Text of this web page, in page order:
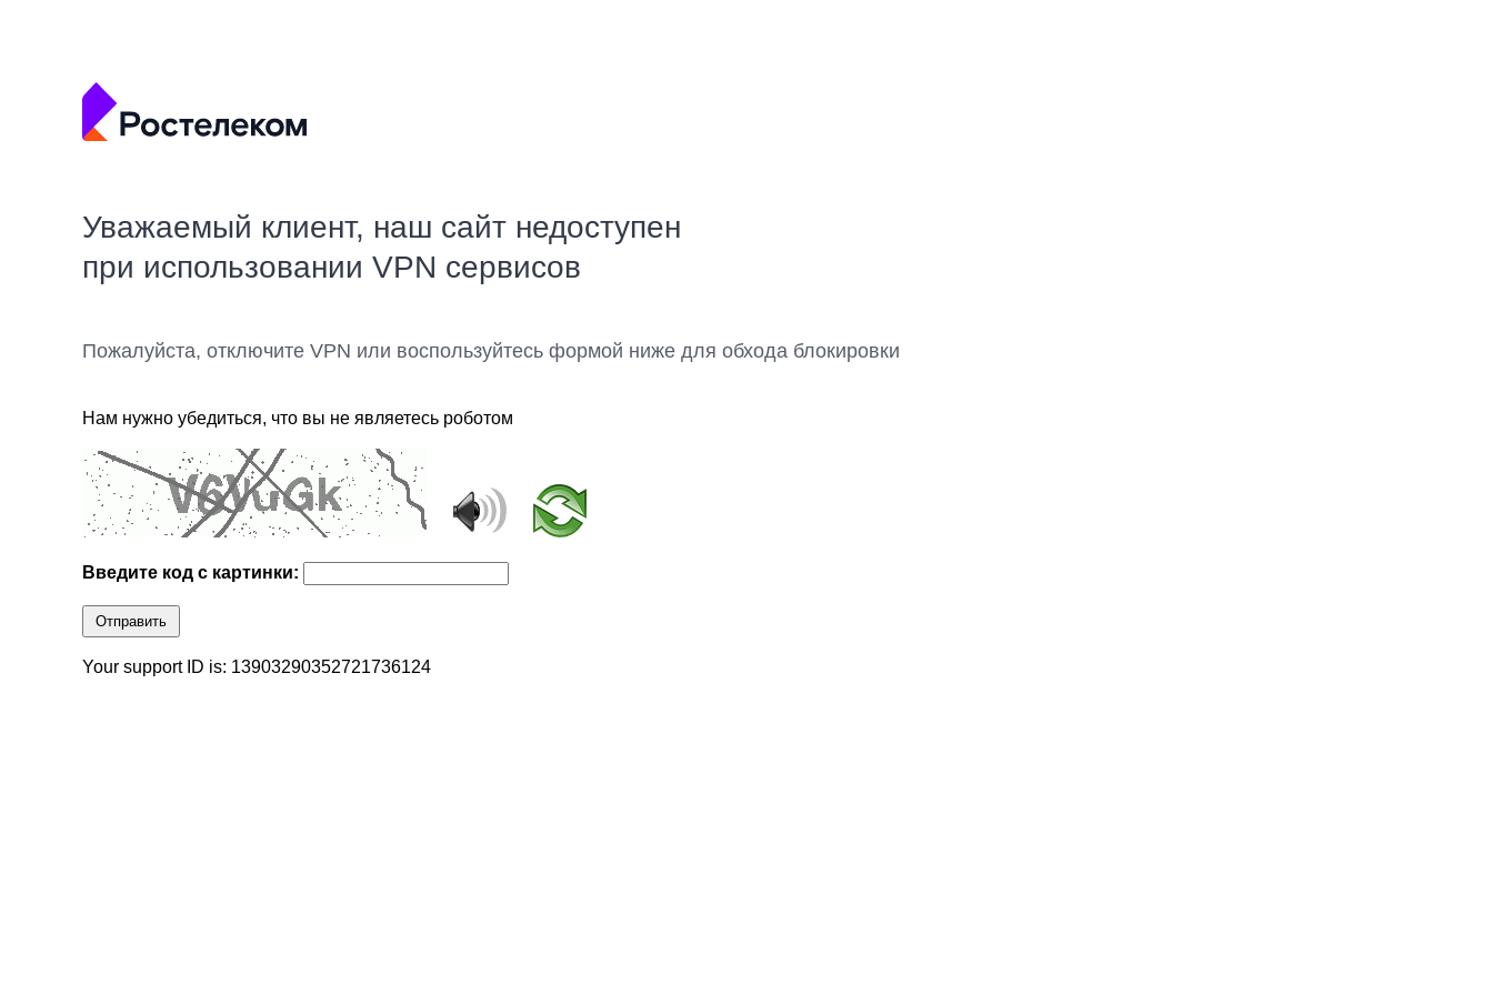
Уважаемый клиент, наш сайт недоступен
при использовании VPN сервисов
Пожалуйста, отключите VPN или воспользуйтесь формой ниже для обхода блокировки
Нам нужно убедиться, что вы не являетесь роботом
Введите код с картинки:
Отправить
Your support ID is: 13903290352721736124